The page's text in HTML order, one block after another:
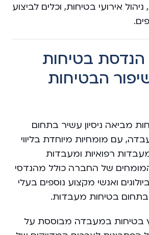
אירועי בטיחות, וכלים לביצוע
בטיחות
הבטיחות
מביאה ניסיון עשיר בתחום
עם מומחיות מיוחדת בליווי
רפואיות ומעבדות
המומחים של החברה כולל מהנדסי
ואנשי מקצוע נוספים בעלי
בטיחות מעבדות.
בטיחות במעבדה מבוססת על